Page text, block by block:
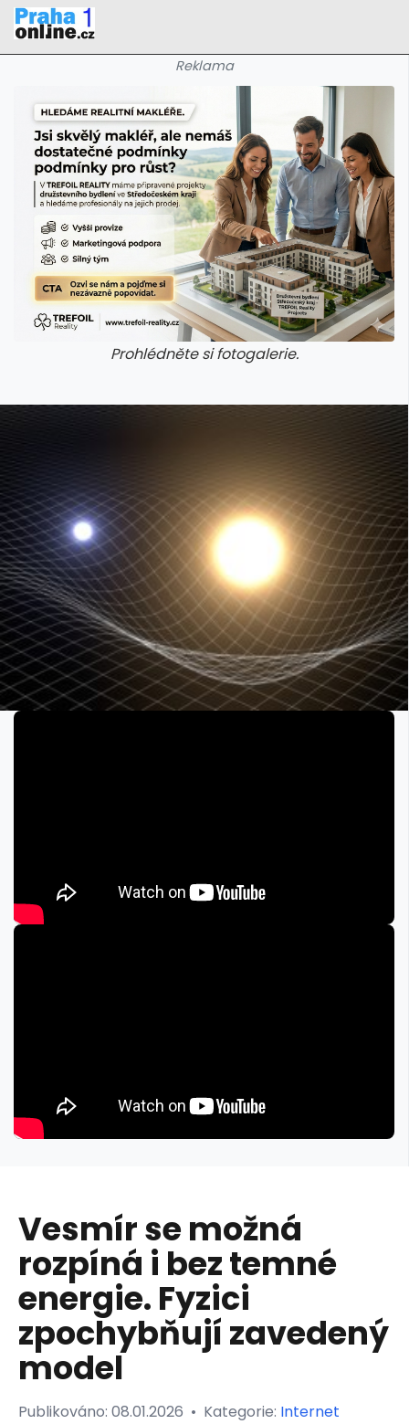
Reklama
Prohlédněte si fotogalerie.
Vesmír se možná
rozpíná i bez temné
energie. Fyzici
zpochybňují zavedený
model
Publikováno: 08.01.2026 • Kategorie: Internet